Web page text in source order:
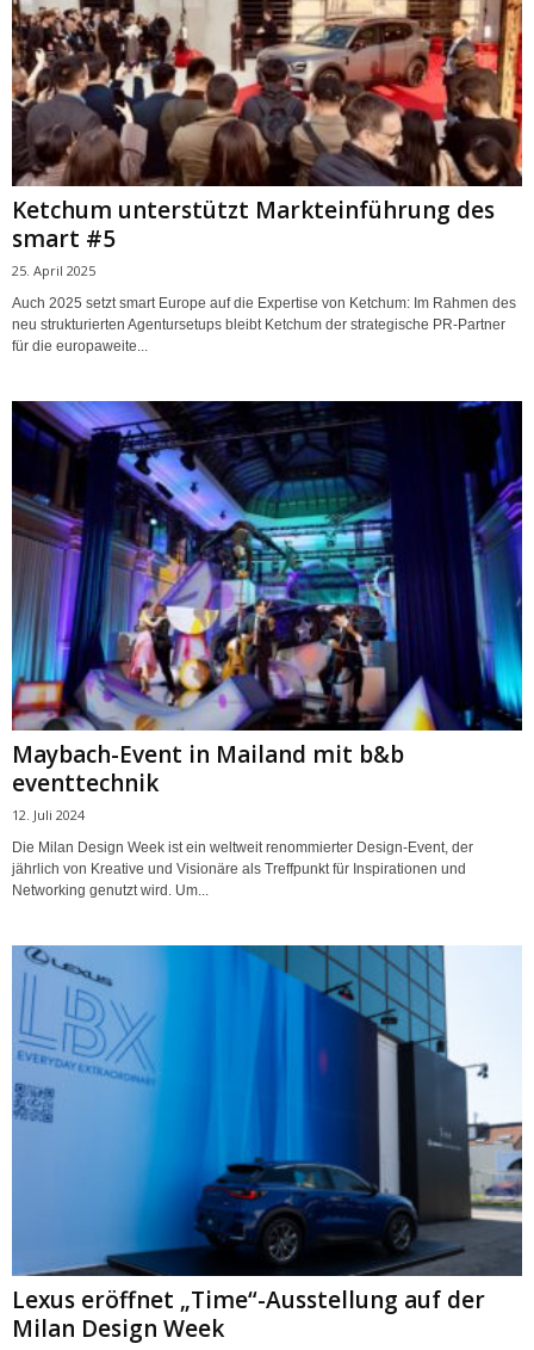
Ketchum unterstützt Markteinführung des
smart #5
25. April 2025
Auch 2025 setzt smart Europe auf die Expertise von Ketchum: Im Rahmen des
neu strukturierten Agentursetups bleibt Ketchum der strategische PR-Partner
für die europaweite...
Maybach-Event in Mailand mit b&b
eventtechnik
12. Juli 2024
Die Milan Design Week ist ein weltweit renommierter Design-Event, der
jährlich von Kreative und Visionäre als Treffpunkt für Inspirationen und
Networking genutzt wird. Um...
Lexus eröffnet „Time“-Ausstellung auf der
Milan Design Week